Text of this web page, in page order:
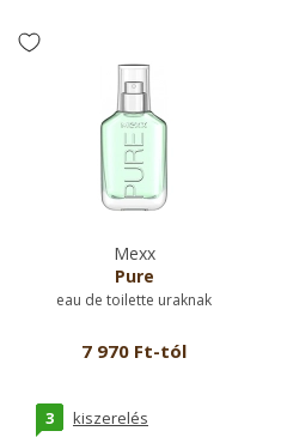
Mexx
Pure
eau de toilette uraknak
7 970 Ft-tól
3 kiszerelés